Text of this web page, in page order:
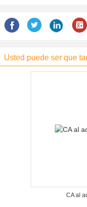
Usted puede ser que
CA al